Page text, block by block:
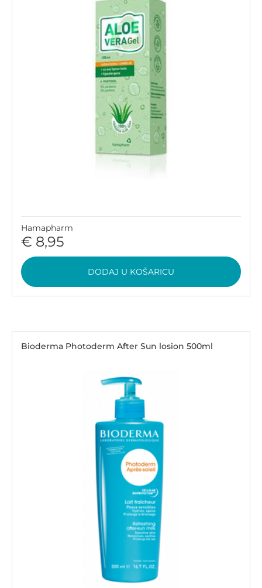
Hamapharm
€ 8,95
DODAJ U KOŠARICU
Bioderma Photoderm After Sun losion 500ml